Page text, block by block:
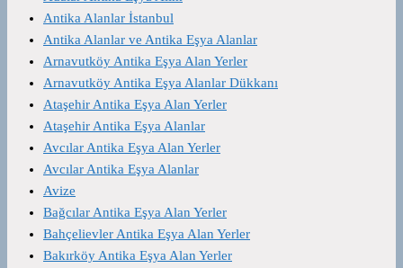
Antika Alanlar İstanbul
Antika Alanlar ve Antika Eşya Alanlar
Arnavutköy Antika Eşya Alan Yerler
Arnavutköy Antika Eşya Alanlar Dükkanı
Ataşehir Antika Eşya Alan Yerler
Ataşehir Antika Eşya Alanlar
Avcılar Antika Eşya Alan Yerler
Avcılar Antika Eşya Alanlar
Avize
Bağcılar Antika Eşya Alan Yerler
Bahçelievler Antika Eşya Alan Yerler
Bakırköy Antika Eşya Alan Yerler